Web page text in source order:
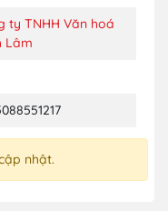
ty TNHH Văn hoá
Lâm
nhật.